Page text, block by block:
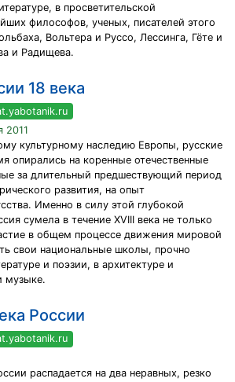
в просветительской
философов, ученых, писателей этого
Вольтера и Руссо, Лессинга, Гёте и
и Радищева.
18 века
2011
культурному наследию Европы, русские
опирались на коренные отечественные
за длительный предшествующий период
развития, на опыт
Именно в силу этой глубокой
сумела в течение XVIII века не только
в общем процессе движения мировой
свои национальные школы, прочно
и поэзии, в архитектуре и
музыке.
России
распадается на два неравных, резко